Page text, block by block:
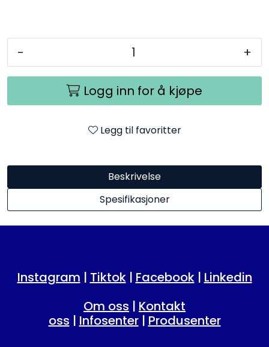
- +
Logg inn for å kjøpe
Legg til favoritter
Beskrivelse
Spesifikasjoner
Instagram | Tiktok| Facebook| Linkedin
Om oss | Kontakt
oss | Infosenter| Produsenter